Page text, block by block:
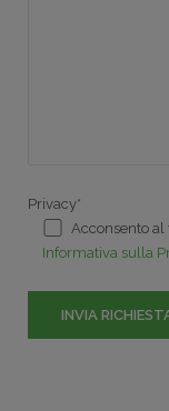
Privacy*
Acconsento
Informativa sulla